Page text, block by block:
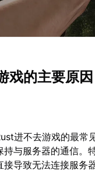
戏的主要原因
进不去游戏的最常
持与服务器的通信。
导致无法连接服务器